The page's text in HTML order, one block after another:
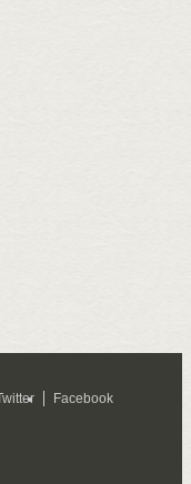
Facebook